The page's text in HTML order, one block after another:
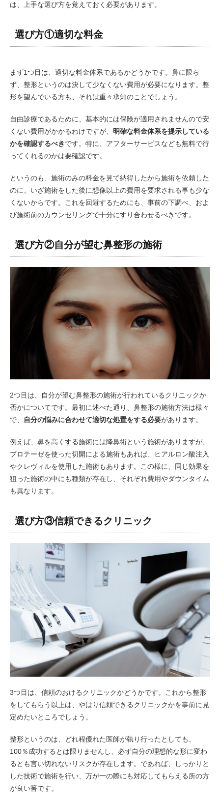
は、上手な選び方を覚えておく必要があります。
選び方①適切な料金
まず1つ目は、適切な料金体系であるかどうかです。鼻に限ら
ず、整形というのは決して少なくない費用が必要になります。整
形を望んでいる方も、それは重々承知のことでしょう。
自由診療であるために、基本的には保険が適用されませんので安
くない費用がかかるわけですが、 明確な料金体系を提示している
かを確認するべきです。特に、アフターサービスなども無料で行
ってくれるのかは要確認です。
というのも、施術のみの料金を見て納得したから施術を依頼した
のに、いざ施術をした後に想像以上の費用を要求される事も少な
くないからです。これを回避するためにも、事前の下調べ、およ
び施術前のカウンセリングで十分にすり合わせるべきです。
選び方②自分が望む鼻整形の施術
2つ目は、自分が望む鼻整形の施術が行われているクリニックか
否かについてです。最初に述べた通り、鼻整形の施術方法は様々
で、
自分の悩みに合わせて適切な処置をする必要があります。
例えば、鼻を高くする施術には降鼻術という施術がありますが、
プロテーゼを使った切開による施術もあれば、ヒアルロン酸注入
やクレヴィルを使用した施術もあります。この様に、同じ効果を
狙った施術の中にも種類が存在し、それぞれ費用やダウンタイム
も異なります。
選び方③信頼できるクリニック
3つ目は、信頼のおけるクリニックかどうかです。これから整形
をしてもらう以上は、やはり信頼できるクリニックかを事前に見
定めたいところでしょう。
整形というのは、どれ程優れた医師が執り行ったとしても、
100％成功するとは限りませんし、必ず自分の理想的な形に変わ
るとも言い切れないリスクが存在します。であれば、しっかりと
した技術で施術を行い、万が一の際にも対応してもらえる所の方
が良い筈です。